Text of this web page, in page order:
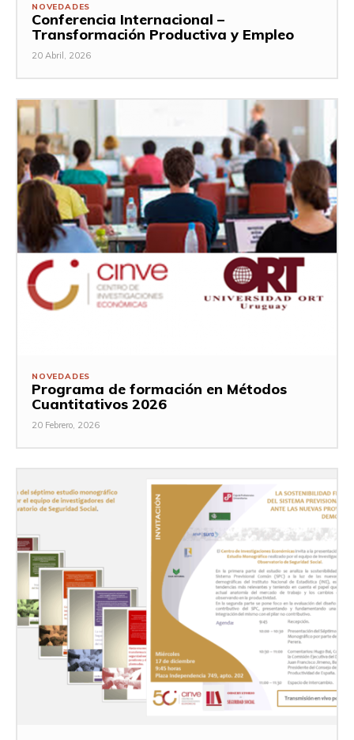
NOVEDADES
Conferencia Internacional –
Transformación Productiva y Empleo
20 Abril, 2026
NOVEDADES
Programa de formación en Métodos
Cuantitativos 2026
20 Febrero, 2026